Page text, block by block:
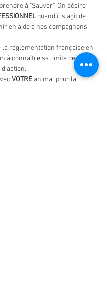
à "Sauver". On désire
quand il s'agit de
en aide à nos compagnons
la réglementation française en
à connaître sa limite de
VOTRE animal pour la